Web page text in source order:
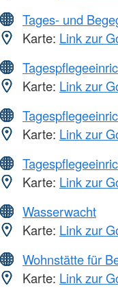
Tages- und
Karte: Link zur
Karte: Link zur
Karte: Link zur
Karte: Link zur
Wasserwacht
Karte: Link zur
Wohnstätte für
Karte: Link zur